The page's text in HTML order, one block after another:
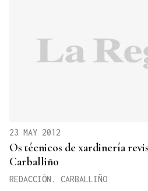
23 MAY 2012
Os técnicos de xardinería
Carballiño
REDACCIÓN. CARBALLIÑO